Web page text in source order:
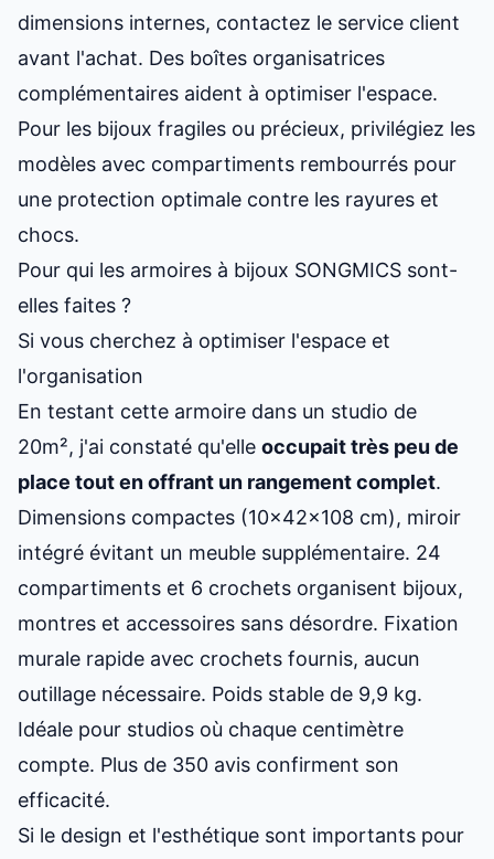
dimensions internes, contactez le service client
avant l'achat. Des boîtes organisatrices
complémentaires aident à optimiser l'espace.
Pour les bijoux fragiles ou précieux, privilégiez les
modèles avec compartiments rembourrés pour
une protection optimale contre les rayures et
chocs.
Pour qui les armoires à bijoux SONGMICS sont-
elles faites ?
Si vous cherchez à optimiser l'espace et
l'organisation
En testant cette armoire dans un studio de
20m², j'ai constaté qu'elle occupait très peu de
place tout en offrant un rangement complet.
Dimensions compactes (10x42x108 cm), miroir
intégré évitant un meuble supplémentaire. 24
compartiments et 6 crochets organisent bijoux,
montres et accessoires sans désordre. Fixation
murale rapide avec crochets fournis, aucun
outillage nécessaire. Poids stable de 9,9 kg.
Idéale pour studios où chaque centimètre
compte. Plus de 350 avis confirment son
efficacité.
Si le design et l'esthétique sont importants pour